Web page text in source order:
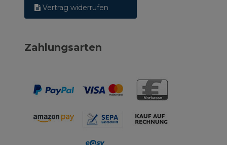
Vertrag widerrufen
Zahlungsarten